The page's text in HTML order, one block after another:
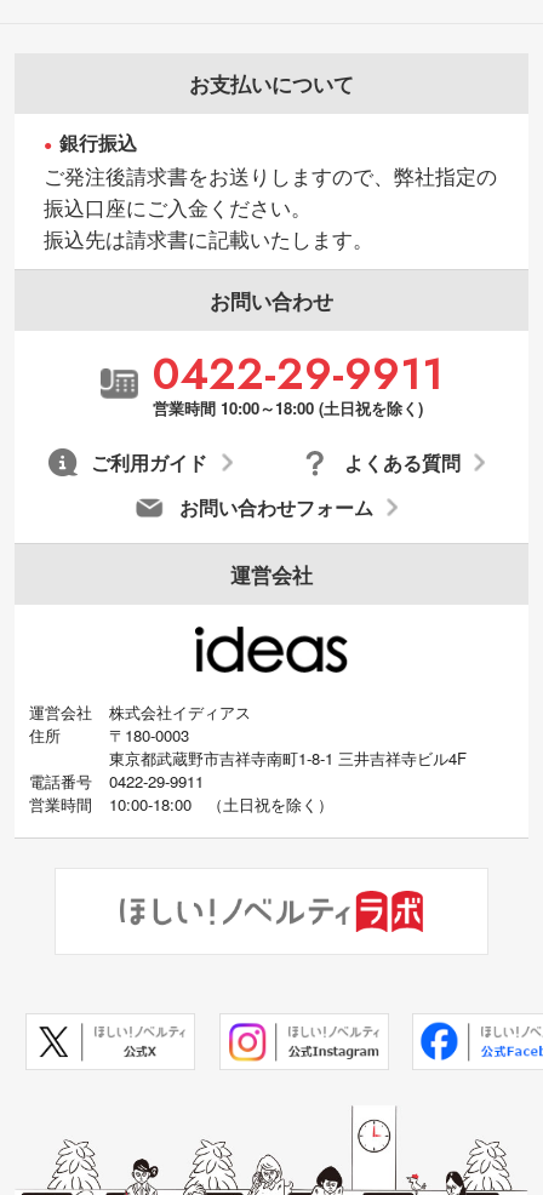
お支払いについて
銀行振込
ご発注後請求書をお送りしますので、弊社指定の
振込口座にご入金ください。
振込先は請求書に記載いたします。
お問い合わせ
0422-29-9911
営業時間 10:00～18:00 (土日祝を除く)
お問い合わせフォーム
よくある質問
ご利用ガイド
運営会社
運営会社
株式会社イディアス
住所
〒180-0003
東京都武蔵野市吉祥寺南町1-8-1 三井吉祥寺ビル4F
電話番号
0422-29-9911
営業時間
10:00-18:00 （土日祝を除く）